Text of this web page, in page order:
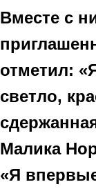
Вместе с
отметил:
светло,
Малика
«Я